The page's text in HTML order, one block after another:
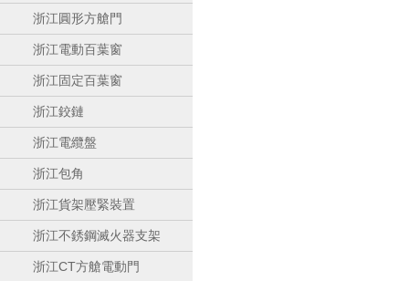
浙江圓形方艙門
浙江電動百葉窗
浙江固定百葉窗
浙江鉸鏈
浙江電纜盤
浙江包角
浙江貨架壓緊裝置
浙江不銹鋼滅火器支架
浙江CT方艙電動門